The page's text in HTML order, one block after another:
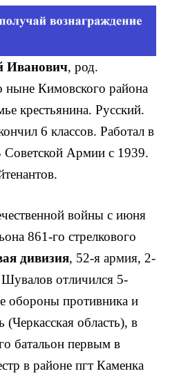
, род.
ныне Кимовского района
крестьянина. Русский.
6 классов. Работал в
Советской Армии с 1939.
войны с июня
861-го стрелкового
дивизия, 52-я армия, 2-
отличился 5-
обороны противника и
область), в
батальон первым в
в районе пгт Каменка